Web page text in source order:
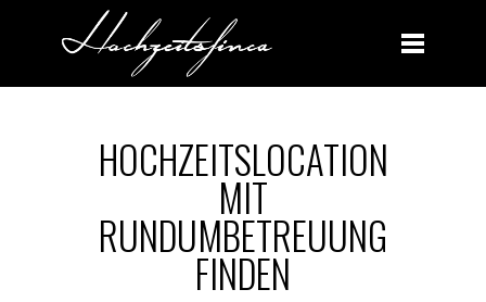
HOCHZEITSLOCATION
MIT
RUNDUMBETREUUNG
FINDEN